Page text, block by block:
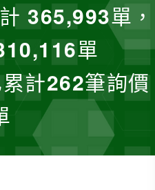
365,993單，
單
計262筆詢價